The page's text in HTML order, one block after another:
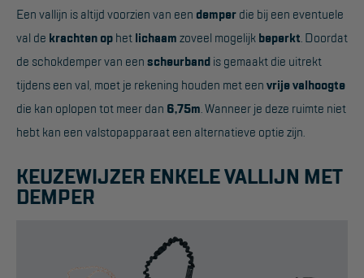
Schaarhoogwerkers
Masthoogwerkers
Autohoogwerkers
Project toepassingen
Hoogbouw
Industrie
Een vallijn is altijd voorzien van een demper die bij een eventuele
val de krachten op het lichaam zoveel mogelijk beperkt . Doordat
de schokdemper van een scheurband is gemaakt die uitrekt
tijdens een val, moet je rekening houden met een vrije valhoogte
die kan oplopen tot meer dan 6,75m . Wanneer je deze ruimte niet
hebt kan een valstopapparaat een alternatieve optie zijn.
KEUZEWIJZER ENKELE VALLIJN MET
DEMPER